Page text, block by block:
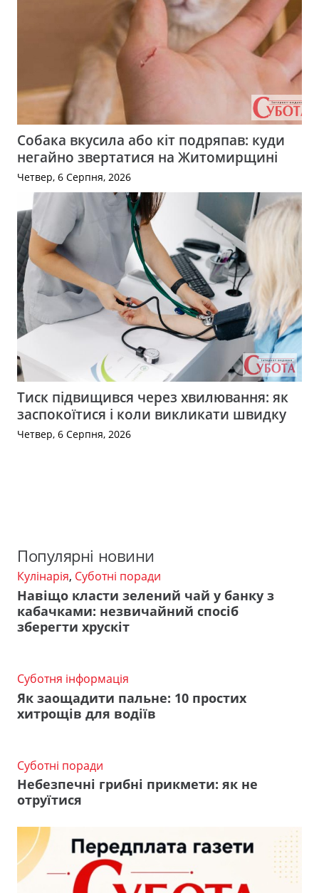
Собака вкусила або кіт подряпав: куди
негайно звертатися на Житомирщині
Четвер, 6 Серпня, 2026
Тиск підвищився через хвилювання: як
заспокоїтися і коли викликати швидку
Четвер, 6 Серпня, 2026
Популярні новини
Кулінарія, Суботні поради
Навіщо класти зелений чай у банку з
кабачками: незвичайний спосіб
зберегти хрускіт
Суботня інформація
Як заощадити пальне: 10 простих
хитрощів для водіїв
Суботні поради
Небезпечні грибні прикмети: як не
отруїтися